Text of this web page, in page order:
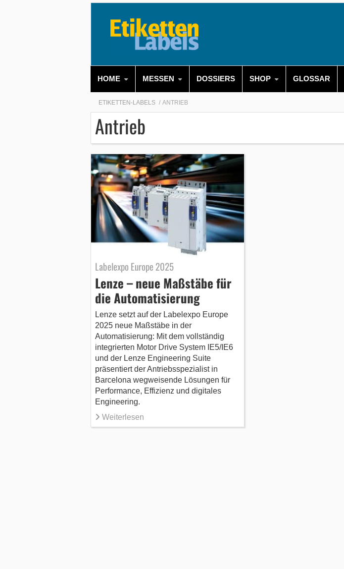
HOME MESSEN DOSSIERS SHOP GLOSSAR
ETIKETTEN-LABELS ANTRIEB
Antrieb
Labelexpo Europe 2025
Lenze – neue Maßstäbe für
die Automatisierung
Lenze setzt auf der Labelexpo Europe
2025 neue Maßstäbe in der
Automatisierung: Mit dem vollständig
integrierten Motor Drive System IE5/IE6
und der Lenze Engineering Suite
präsentiert der Antriebsspezialist in
Barcelona wegweisende Lösungen für
Performance, Effizienz und digitales
Engineering.
Weiterlesen